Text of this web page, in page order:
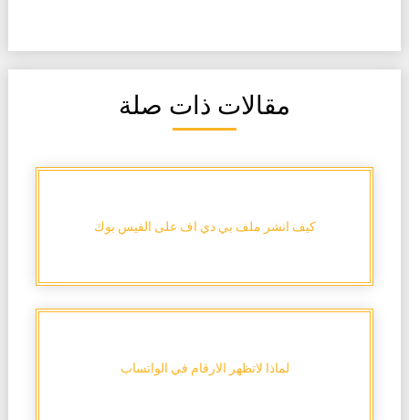
مقالات ذات صلة
كيف انشر ملف بي دي اف على الفيس بوك
لماذا لاتظهر الارقام في الواتساب